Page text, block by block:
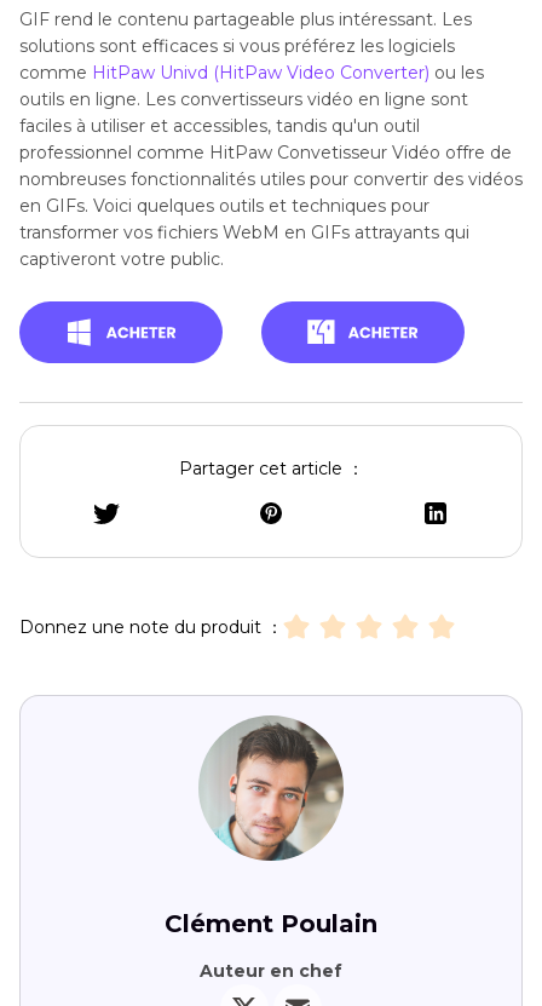
GIF rend le contenu partageable plus intéressant. Les
solutions sont efficaces si vous préférez les logiciels
comme HitPaw Univd (HitPaw Video Converter) ou les
outils en ligne. Les convertisseurs vidéo en ligne sont
faciles à utiliser et accessibles, tandis qu'un outil
professionnel comme HitPaw Convetisseur Vidéo offre de
nombreuses fonctionnalités utiles pour convertir des vidéos
en GIFs. Voici quelques outils et techniques pour
transformer vos fichiers WebM en GIFs attrayants qui
captiveront votre public.
Partager cet article ：
Donnez une note du produit ：
Clément Poulain
Auteur en chef